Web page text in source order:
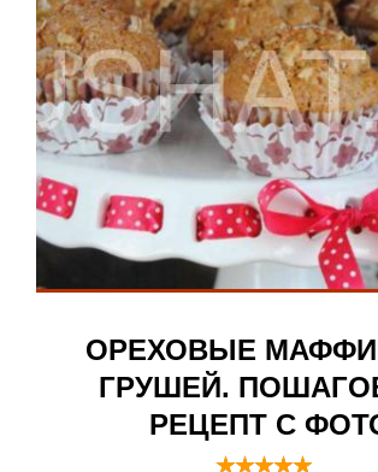
ОРЕХОВЫЕ
ГРУШЕЙ.
РЕЦЕПТ С